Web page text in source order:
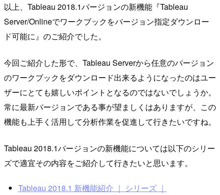
以上、Tableau 2018.1バージョンの新機能『Tableau
Server/Onlineでワークブックをバージョン指定ダウンロー
ド可能に』のご紹介でした。
今回ご紹介した形で、Tableau Serverから任意のバージョン
のワークブックをダウンロード出来るようになったのはユー
ザーにとても嬉しいポイントとなるのではないでしょうか。
常に最新バージョンである事が望ましくはありますが、この
機能も上手く活用して分析作業を促進して行きたいですね。
Tableau 2018.1バージョンの新機能については以下のシリー
ズで適宜その内容をご紹介して行きたいと思います。
Tableau 2018.1 新機能紹介 ｜ シリーズ ｜